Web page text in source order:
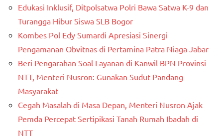
Edukasi Inklusif, Ditpolsatwa Polri Bawa Satwa K-9 dan
Turangga Hibur Siswa SLB Bogor
Kombes Pol Edy Sumardi Apresiasi Sinergi
Pengamanan Obvitnas di Pertamina Patra Niaga Jabar
Beri Pengarahan Soal Layanan di Kanwil BPN Provinsi
NTT, Menteri Nusron: Gunakan Sudut Pandang
Masyarakat
Cegah Masalah di Masa Depan, Menteri Nusron Ajak
Pemda Percepat Sertipikasi Tanah Rumah Ibadah di
NTT